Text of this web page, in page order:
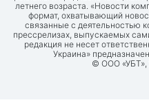
летнего возраста. «Новости
формат, охватывающий
связанные с деятельностью
прессрелизах, выпускаемых
редакция не несет
Украина»
© ООО «УБТ»,